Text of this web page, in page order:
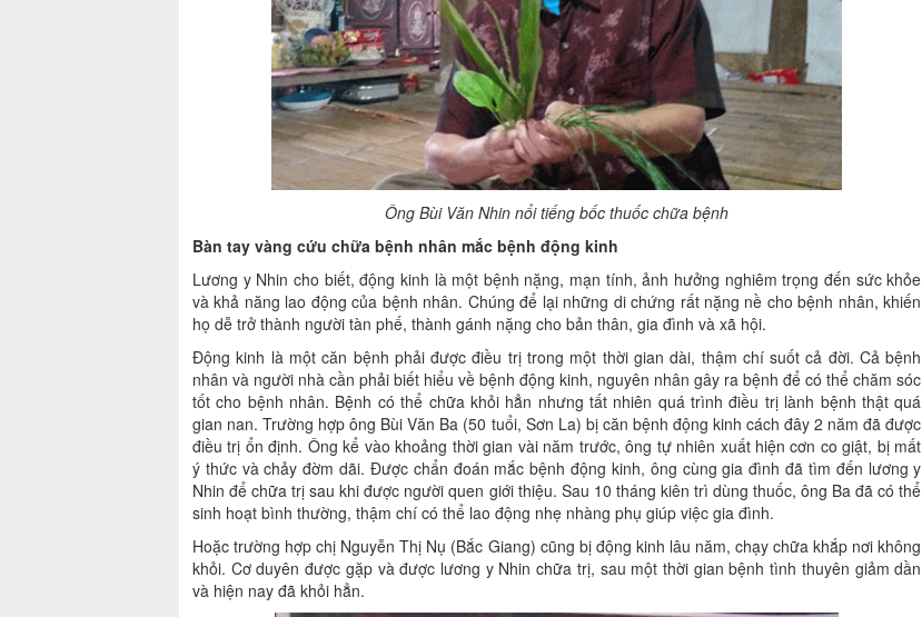
Ông Bùi Văn Nhin nổi tiếng bốc thuốc chữa bệnh
Bàn tay vàng cứu chữa bệnh nhân mắc bệnh động kinh
Lương y Nhin cho biết, động kinh là một bệnh nặng, mạn tính, ảnh hưởng nghiêm trọng đến sức khỏe
và khả năng lao động của bệnh nhân. Chúng để lại những di chứng rất nặng nề cho bệnh nhân, khiến
họ dễ trở thành người tàn phế, thành gánh nặng cho bản thân, gia đình và xã hội.
Động kinh là một căn bệnh phải được điều trị trong một thời gian dài, thậm chí suốt cả đời. Cả bệnh
nhân và người nhà cần phải biết hiểu về bệnh động kinh, nguyên nhân gây ra bệnh để có thể chăm sóc
tốt cho bệnh nhân. Bệnh có thể chữa khỏi hẳn nhưng tất nhiên quá trình điều trị lành bệnh thật quá
gian nan. Trường hợp ông Bùi Văn Ba (50 tuổi, Sơn La) bị căn bệnh động kinh cách đây 2 năm đã được
điều trị ổn định. Ông kể vào khoảng thời gian vài năm trước, ông tự nhiên xuất hiện cơn co giật, bị mất
ý thức và chảy đờm dãi. Được chẩn đoán mắc bệnh động kinh, ông cùng gia đình đã tìm đến lương y
Nhin để chữa trị sau khi được người quen giới thiệu. Sau 10 tháng kiên trì dùng thuốc, ông Ba đã có thể
sinh hoạt bình thường, thậm chí có thể lao động nhẹ nhàng phụ giúp việc gia đình.
Hoặc trường hợp chị Nguyễn Thị Nụ (Bắc Giang) cũng bị động kinh lâu năm, chạy chữa khắp nơi không
khỏi. Cơ duyên được gặp và được lương y Nhin chữa trị, sau một thời gian bệnh tình thuyên giảm dần
và hiện nay đã khỏi hẳn.